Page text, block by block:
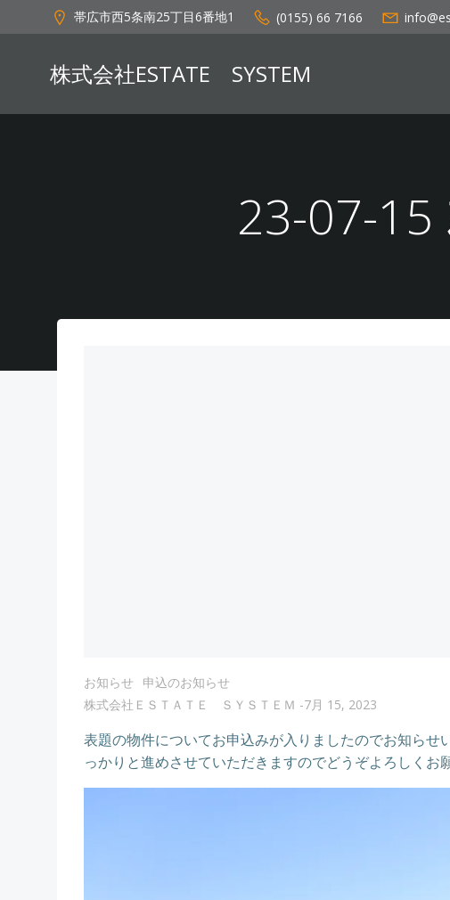
ン
へ
帯広市西5条南25丁目6番地1 (0155) 66 7166
株式会社ESTATE SYSTEM
23-07-15
お知らせ
申込のお知らせ
株式会社ＥＳＴＡＴＥ ＳＹＳＴＥＭ -7月 15, 2023
表題の物件についてお申込みが入りましたのでお知ら
っかりと進めさせていただきますのでどうぞよろしくお